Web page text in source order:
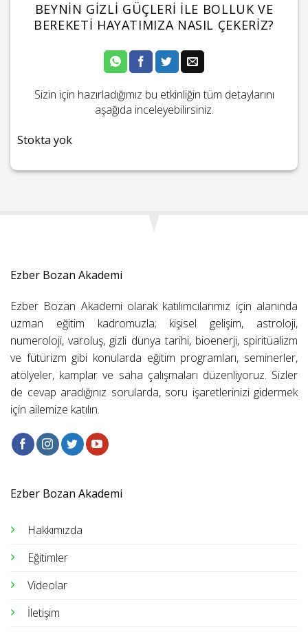
BEYNIN GIZLI GÜÇLERI ILE BOLLUK VE
BEREKETI HAYATIMIZA NASIL ÇEKERIZ?
Sizin için hazırladığımız bu etkinliğin tüm detaylarını
aşağıda inceleyebilirsiniz.
Stokta yok
Ezber Bozan Akademi
Ezber Bozan Akademi olarak katılımcılarımız için alanında
uzman eğitim kadromuzla; kişisel gelişim, astroloji,
numeroloji, varoluş, gizli dünya tarihi, bioenerji, spiritüalizm
ve fütürizm gibi konularda eğitim programları, seminerler,
atölyeler, kamplar ve saha çalışmaları düzenliyoruz. Sizler
de cevap aradığınız sorularda, soru işaretlerinizi gidermek
için ailemize katılın.
Ezber Bozan Akademi
Hakkımızda
Eğitimler
Videolar
İletişim